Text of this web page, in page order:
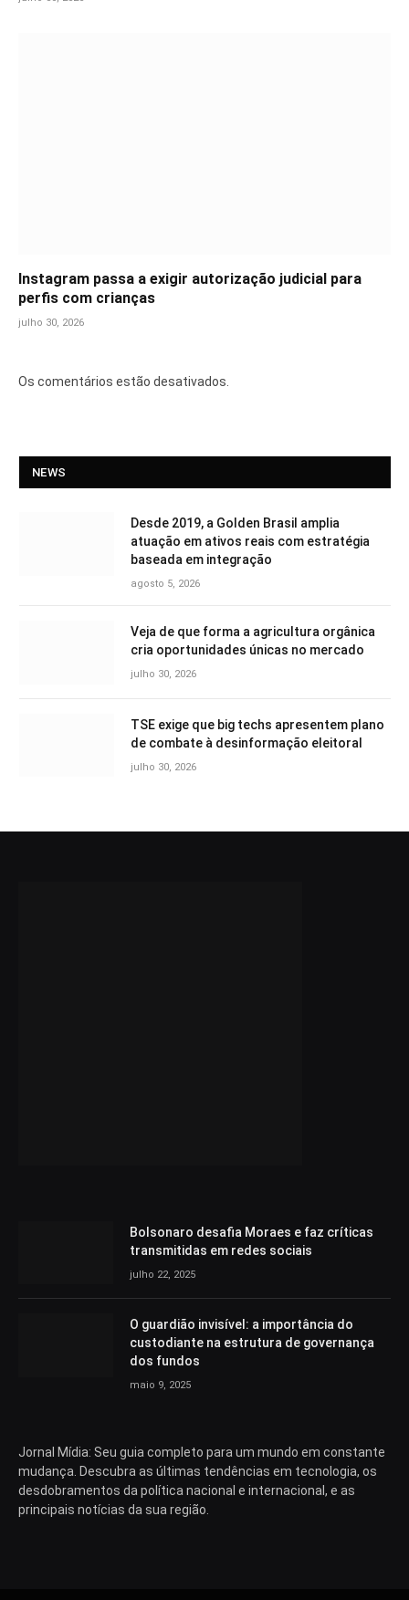
Instagram passa a exigir autorização judicial para
perfis com crianças
julho 30, 2026
Os comentários estão desativados.
NEWS
Desde 2019, a Golden Brasil amplia
atuação em ativos reais com estratégia
baseada em integração
agosto 5, 2026
Veja de que forma a agricultura orgânica
cria oportunidades únicas no mercado
julho 30, 2026
TSE exige que big techs apresentem plano
de combate à desinformação eleitoral
julho 30, 2026
Bolsonaro desafia Moraes e faz críticas
transmitidas em redes sociais
julho 22, 2025
O guardião invisível: a importância do
custodiante na estrutura de governança
dos fundos
maio 9, 2025
Jornal Mídia: Seu guia completo para um mundo em constante
mudança. Descubra as últimas tendências em tecnologia, os
desdobramentos da política nacional e internacional, e as
principais notícias da sua região.